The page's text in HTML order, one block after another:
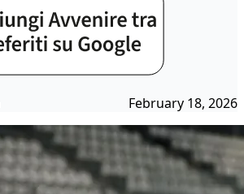
February 18, 2026